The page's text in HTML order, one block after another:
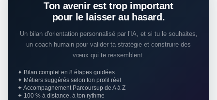
Ton avenir est trop important
pour le laisser au hasard.
Un bilan d'orientation personnalisé par l'IA, et si tu le souhaites,
un coach humain pour valider ta stratégie et construire des
vœux qui te ressemblent.
✦ Bilan complet en 8 étapes guidées
✦ Métiers suggérés selon ton profil réel
✦ Accompagnement Parcoursup de A à Z
✦ 100 % à distance, à ton rythme